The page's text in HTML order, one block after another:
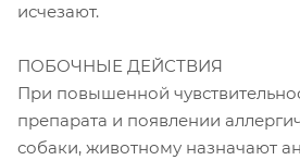
исчезают.
ПОБОЧНЫЕ ДЕЙСТВИЯ
При повышенной
препарата и появлении
собаки, животному назначают